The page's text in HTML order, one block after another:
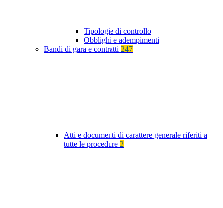
Tipologie di controllo
Obblighi e adempimenti
Bandi di gara e contratti 247
Atti e documenti di carattere generale riferiti a
tutte le procedure 2